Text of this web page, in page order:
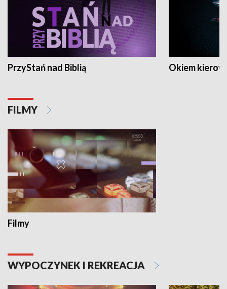
PrzyStań nad Biblią Okiem
FILMY
Filmy
WYPOCZYNEK I REKREACJA